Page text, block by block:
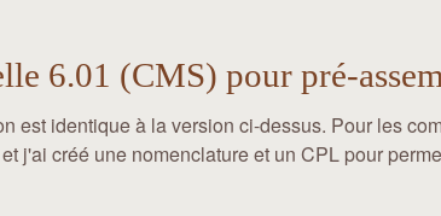
6.01 (CMS) pour pré-
est identique à la version ci-dessus. Pour les
j'ai créé une nomenclature et un CPL pour